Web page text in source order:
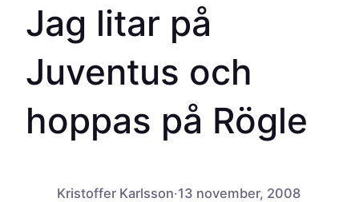
Jag litar på
Juventus och
hoppas på Rögle
Kristoffer Karlsson·13 november, 2008